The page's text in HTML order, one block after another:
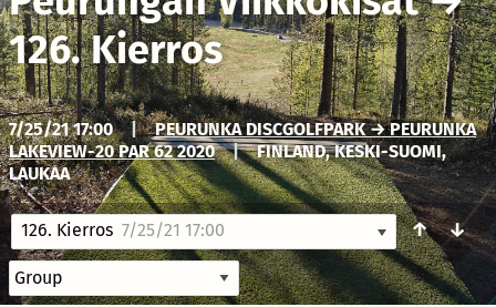
126. Kierros
7/25/21 17:00 |
PEURUNKA DISCGOLFPARK → PEURUNKA
LAKEVIEW-20 PAR 62 2020
|
FINLAND, KESKI-SUOMI,
LAUKAA
126. Kierros 7/25/21 17:00 ↑ ↓